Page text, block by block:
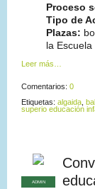
Proceso
Tipo de
Plazas:
la
Leer más…
Comentarios: 0
Etiquetas: algaida
superio educación
ADMIN